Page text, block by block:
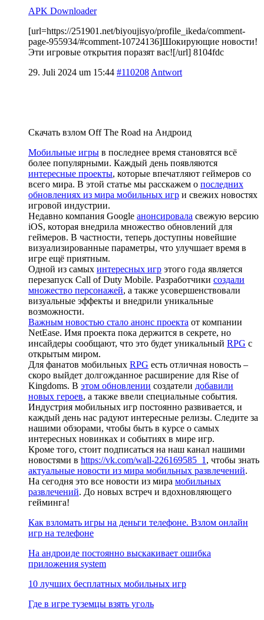
APK Downloader
[url=https://251901.net/biyoujisyo/profile_ikeda/comment-
page-955934/#comment-10724136]Шокирующие новости!
Эти игровые открытия поразят вас![/url] 8104fdc
29. Juli 2024 um 15:44 #110208 Antwort
Скачать взлом Off The Road на Андроид
Мобильные игры в последнее время становятся всё
более популярными. Каждый день появляются
интересные проекты, которые впечатляют геймеров со
всего мира. В этой статье мы расскажем о последних
обновлениях из мира мобильных игр и свежих новостях
игровой индустрии.
Недавно компания Google анонсировала свежую версию
iOS, которая внедрила множество обновлений для
геймеров. В частности, теперь доступны новейшие
визуализированные параметры, что улучшает время в
игре ещё приятным.
Одной из самых интересных игр этого года является
перезапуск Call of Duty Mobile. Разработчики создали
множество персонажей, а также усовершенствовали
визуальные эффекты и внедрили уникальные
возможности.
Важным новостью стало анонс проекта от компании
NetEase. Имя проекта пока держится в секрете, но
инсайдеры сообщают, что это будет уникальный RPG с
открытым миром.
Для фанатов мобильных RPG есть отличная новость –
скоро выйдет долгожданное расширение для Rise of
Kingdoms. В этом обновлении создатели добавили
новых героев, а также ввели специальные события.
Индустрия мобильных игр постоянно развивается, и
каждый день нас радуют интересные релизы. Следите за
нашими обзорами, чтобы быть в курсе о самых
интересных новинках и событиях в мире игр.
Кроме того, стоит подписаться на наш канал нашими
новостями в https://vk.com/wall-226169585_1 , чтобы знать
актуальные новости из мира мобильных развлечений.
На сегодня это все новости из мира мобильных
развлечений. До новых встреч и вдохновляющего
гейминга!
Как взломать игры на деньги телефоне. Взлом онлайн
игр на телефоне
На андроиде постоянно выскакивает ошибка
приложения system
10 лучших бесплатных мобильных игр
Где в игре туземцы взять уголь